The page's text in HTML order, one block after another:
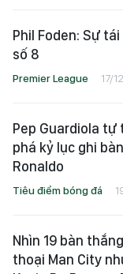
Phil Foden: Sự
số 8
Premier League 17/
Pep Guardiola tự
phá kỷ lục ghi
Ronaldo
Tiêu điểm bóng đá
Nhìn 19 bàn
thoại Man City